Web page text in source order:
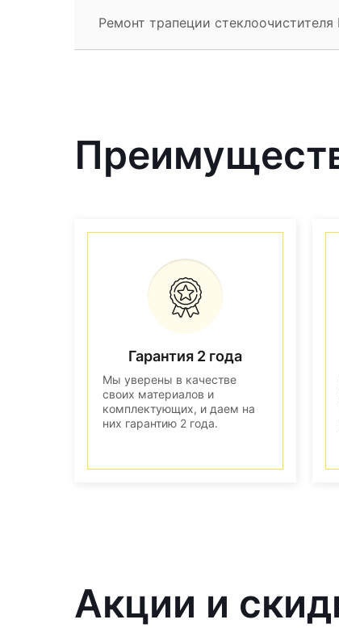
Ремонт трапеции стеклоочистителя
Гарантия 2 года
Мы уверены в качестве
своих материалов и
комплектующих, и даем на
них гарантию 2 года.
Акции и